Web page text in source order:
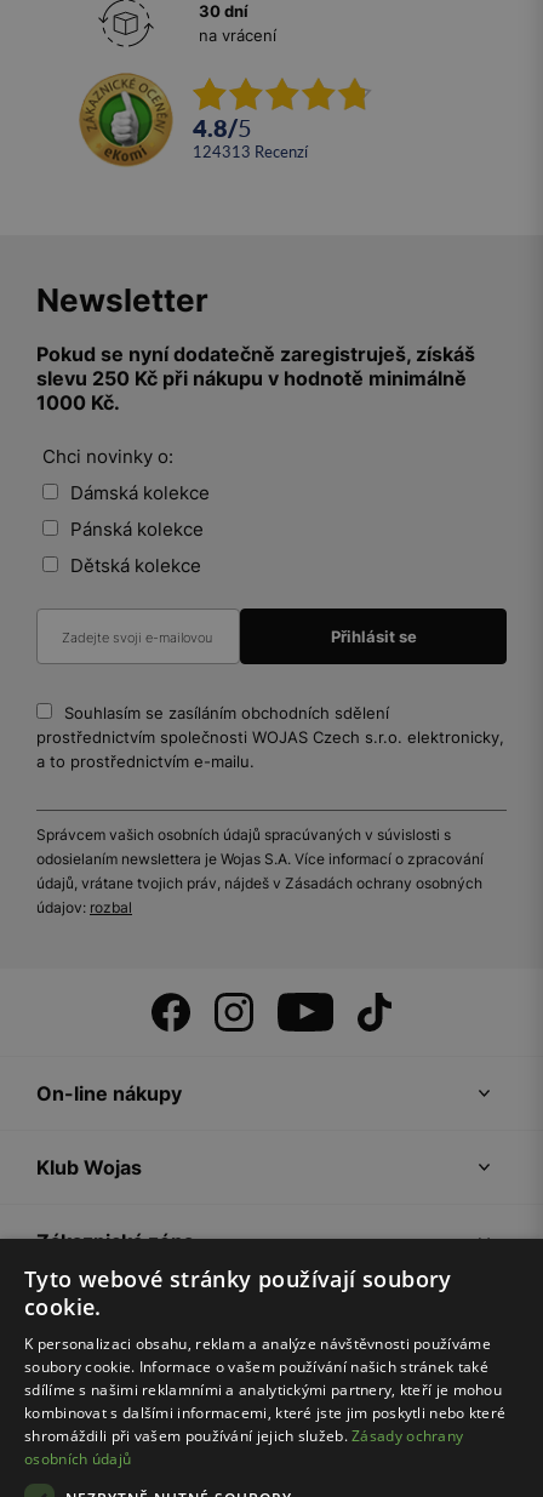
30 dní
na vrácení
4.8/5
124313 recenzí
Newsletter
Pokud se nyní dodatečně zaregistruješ, získáš
slevu 250 Kč při nákupu v hodnotě minimálně
1000 Kč.
Chci novinky o:
Dámská kolekce
Pánská kolekce
Dětská kolekce
Souhlasím se zasíláním obchodních sdělení
prostřednictvím společnosti WOJAS Czech s.r.o. elektronicky,
a to prostřednictvím e-mailu.
Správcem vašich osobních údajů spracúvaných v súvislosti s
odosielaním newslettera je Wojas S.A. Více informací o zpracování
údajů, vrátane tvojich práv, nájdeš v Zásadách ochrany osobných
údajov: rozbal
On-line nákupy
Klub Wojas
Zákaznická zóna
Společnost Wojas
Rady
Tyto webové stránky používají soubory
cookie.
K personalizaci obsahu, reklam a analýze návštěvnosti používáme
soubory cookie. Informace o vašem používání našich stránek také
sdílíme s našimi reklamními a analytickými partnery, kteří je mohou
kombinovat s dalšími informacemi, které jste jim poskytli nebo které
shromáždili při vašem používání jejich služeb.Zásady ochrany
osobních údajů